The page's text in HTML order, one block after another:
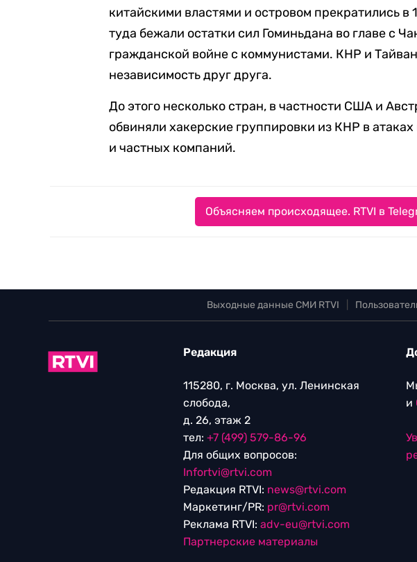
китайскими властями и островом прекратились в
туда бежали остатки сил Гоминьдана во главе с
гражданской войне с коммунистами. КНР и
независимость друг друга.
До этого несколько стран, в частности США и
обвиняли хакерские группировки из КНР в
и частных компаний.
Объясняем происходящее. RTVI в
Выходные данные СМИ RTVI
Редакция
115280, г. Москва, ул. Ленинская
слобода,
д. 26, этаж 2
тел: +7 (499) 579-86-96
Для общих вопросов:
Infortvi@rtvi.com
Редакция RTVI: news@rtvi.com
Маркетинг/PR: pr@rtvi.com
Реклама RTVI: adv-eu@rtvi.com
Партнерские материалы
и